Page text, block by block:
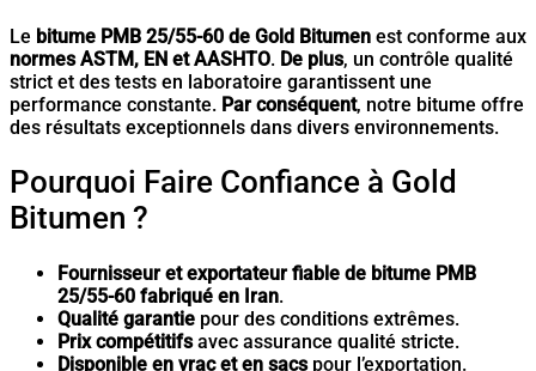
Le bitume PMB 25/55-60 de Gold Bitumen est conforme aux
normes ASTM, EN et AASHTO. De plus, un contrôle qualité
strict et des tests en laboratoire garantissent une
performance constante. Par conséquent, notre bitume offre
des résultats exceptionnels dans divers environnements.
Pourquoi Faire Confiance à Gold
Bitumen ?
Fournisseur et exportateur fiable de bitume PMB
25/55-60 fabriqué en Iran.
Qualité garantie pour des conditions extrêmes.
Prix compétitifsavec assurance qualité stricte.
Disponible en vrac et en sacspour l’exportation.